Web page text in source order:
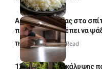
Αυγά κατσαρίδας στο
ποια σημεία πρέπει να
Thali Ombre4 Min Read
12 φυτά εδαφοκάλυψης